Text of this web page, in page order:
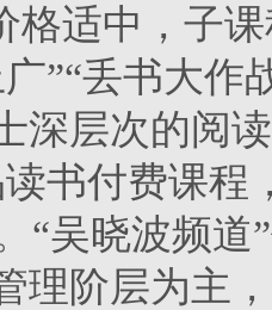
格适中，子
”“丢书大作
深层次的阅
书付费课程
“吴晓波频
理阶层为主